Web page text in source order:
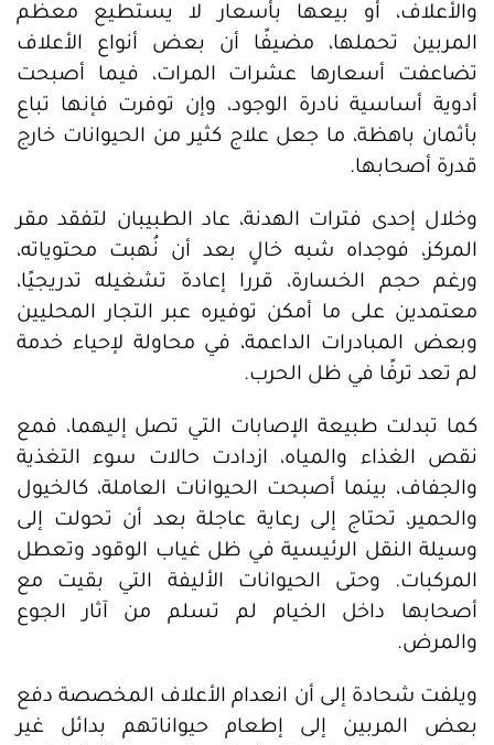
والأعلاف، أو بيعها بأسعار لا يستطيع معظم
المربين تحملها، مضيفًا أن بعض أنواع الأعلاف
تضاعفت أسعارها عشرات المرات، فيما أصبحت
أدوية أساسية نادرة الوجود، وإن توفرت فإنها تباع
بأثمان باهظة، ما جعل علاج كثير من الحيوانات خارج
قدرة أصحابها.
وخلال إحدى فترات الهدنة، عاد الطبيبان لتفقد مقر
المركز، فوجداه شبه خالٍ بعد أن نُهبت محتوياته،
ورغم حجم الخسارة، قررا إعادة تشغيله تدريجيًا،
معتمدين على ما أمكن توفيره عبر التجار المحليين
وبعض المبادرات الداعمة، في محاولة لإحياء خدمة
لم تعد ترفًا في ظل الحرب.
كما تبدلت طبيعة الإصابات التي تصل إليهما، فمع
نقص الغذاء والمياه، ازدادت حالات سوء التغذية
والجفاف، بينما أصبحت الحيوانات العاملة، كالخيول
والحمير، تحتاج إلى رعاية عاجلة بعد أن تحولت إلى
وسيلة النقل الرئيسية في ظل غياب الوقود وتعطل
المركبات. وحتى الحيوانات الأليفة التي بقيت مع
أصحابها داخل الخيام لم تسلم من آثار الجوع
والمرض.
ويلفت شحادة إلى أن انعدام الأعلاف المخصصة دفع
بعض المربين إلى إطعام حيواناتهم بدائل غير